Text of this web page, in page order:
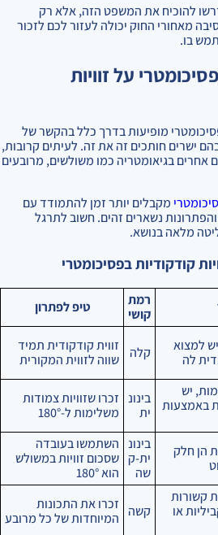
להוכיח את המשפט הזה, אלא רק
מאחורי החוק יכולה לעזור לכם לזכור
בו.
על זוויות
מופיעות בדרך כלל בהקשר של
ישרים חותכים זה את זה. לעיתים קרובות,
אחרים בגיאומטריה כמו משולשים, מרובעים
מקבלים יותר זמן להתמודד עם
נשארים זהים. חשוב לתרגל
מלאה בנושא.
קודקודיות בפסיכומטרי
רמת
קושי
טיפ לפתרון
למצוא
לה
קלה
זווית קודקודית תמיד
שווה לזווית המקורית
יש
באמצעות
בינונ
ית
זכרו שזוויות צמודות
משלימות ל-180°
הן חלק
בינונ
ית-ק
שה
השתמשו בעובדה
שסכום זוויות במשולש
הוא 180°
קשורות
או
קשה
זכרו את התכונות
המיוחדות של כל מרובע